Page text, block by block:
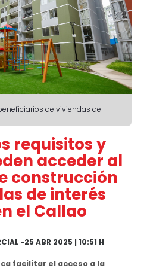
de viviendas de
requisitos y
acceder al
construcción
de interés
el Callao
-25 ABR 2025 | 10:51 H
facilitar el acceso a la